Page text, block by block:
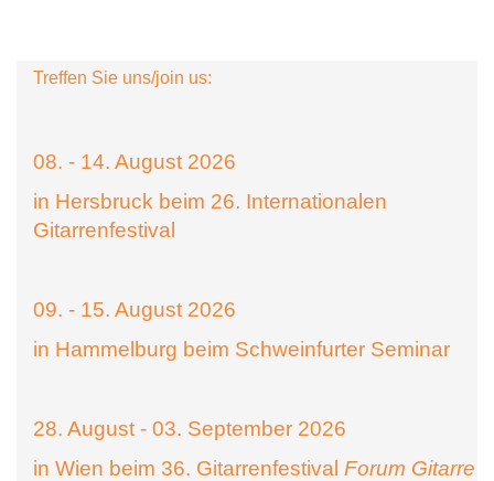
Treffen Sie uns/join us:
08. - 14. August 2026
in Hersbruck beim 26. Internationalen
Gitarrenfestival
09. - 15. August 2026
in Hammelburg beim Schweinfurter Seminar
28. August - 03. September 2026
in Wien beim 36. Gitarrenfestival Forum Gitarre